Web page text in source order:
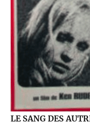
LE SANG DES